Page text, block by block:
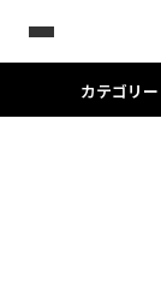
カテゴリー